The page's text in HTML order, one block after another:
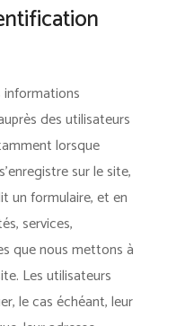
des utilisateurs
lorsque
sur le site,
un formulaire, et en
services,
que nous mettons à
Les utilisateurs
le cas échéant, leur